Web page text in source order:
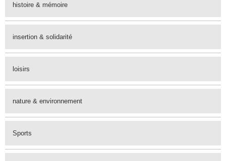
histoire & mémoire
insertion & solidarité
loisirs
nature & environnement
Sports